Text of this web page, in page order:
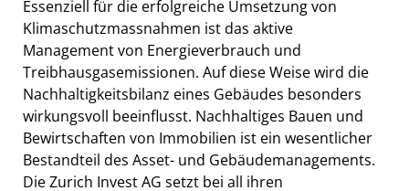
Essenziell für die erfolgreiche Umsetzung von
Klimaschutzmassnahmen ist das aktive
Management von Energieverbrauch und
Treibhausgasemissionen. Auf diese Weise wird die
Nachhaltigkeitsbilanz eines Gebäudes besonders
wirkungsvoll beeinflusst. Nachhaltiges Bauen und
Bewirtschaften von Immobilien ist ein wesentlicher
Bestandteil des Asset- und Gebäudemanagements.
Die Zurich Invest AG setzt bei all ihren